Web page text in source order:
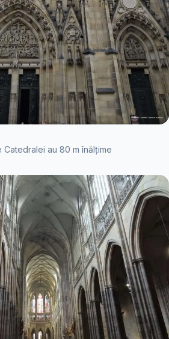
Catedralei au 80 m înălțime